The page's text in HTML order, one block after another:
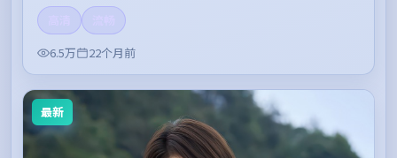
6.5万
22个月前
最新